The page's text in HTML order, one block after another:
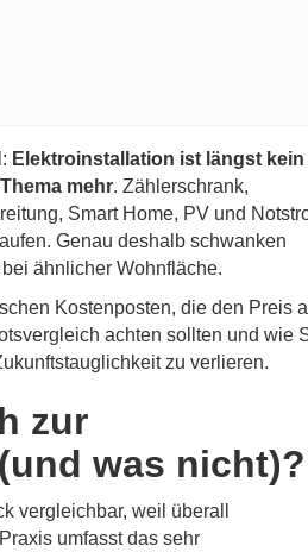
Elektroinstallation ist längst kein
mehr. Zählerschrank,
Smart Home, PV und
Genau deshalb schwanken
ähnlicher Wohnfläche.
Kostenposten, die den Preis
achten sollten und wie
zu verlieren.
zur
was nicht)?
vergleichbar, weil überall
umfasst das sehr